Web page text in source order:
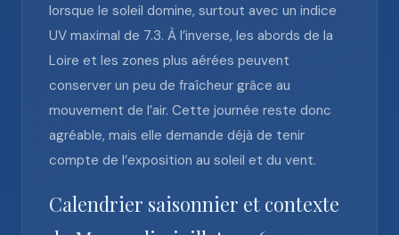
lorsque le soleil domine, surtout avec un indice
UV maximal de 7.3. À l’inverse, les abords de la
Loire et les zones plus aérées peuvent
conserver un peu de fraîcheur grâce au
mouvement de l’air. Cette journée reste donc
agréable, mais elle demande déjà de tenir
compte de l’exposition au soleil et du vent.
Calendrier saisonnier et contexte